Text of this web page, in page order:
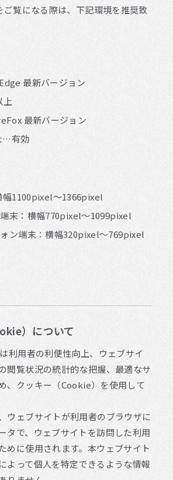
ご覧になる際は、下記環境を推奨致
最新バージョン
上
最新バージョン
有効
幅1100pixel～1366pixel
末：横幅770pixel～1099pixel
ン端末：横幅320pixel～769pixel
）について
利用者の利便性向上、ウェブサイ
閲覧状況の統計的な把握、最適なサ
、クッキー（Cookie）を使用して
ウェブサイトが利用者のブラウザに
タで、ウェブサイトを訪問した利用
めに使用されます。本ウェブサイト
よって個人を特定できるような情報